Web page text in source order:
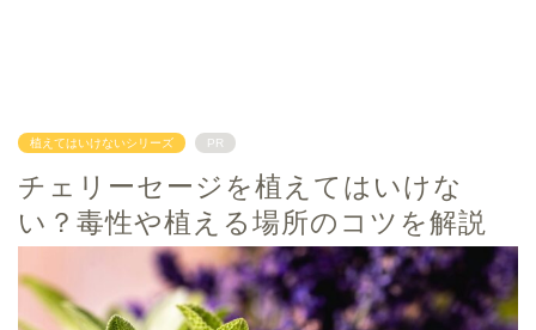
植えてはいけないシリーズ PR
チェリーセージを植えてはいけな
い？毒性や植える場所のコツを解説